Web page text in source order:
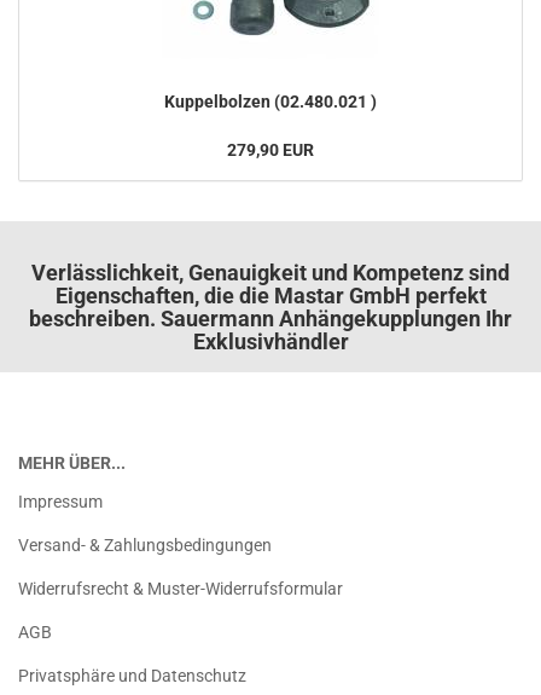
Kup­pel­bol­zen (02.480.021 )
279,90 EUR
Verlässlichkeit, Genauigkeit und Kompetenz sind
Eigenschaften, die die Mastar GmbH perfekt
beschreiben. Sauermann Anhängekupplungen Ihr
Exklusivhändler
MEHR ÜBER...
Impressum
Versand- & Zahlungsbedingungen
Widerrufsrecht & Muster-Widerrufsformular
AGB
Privatsphäre und Datenschutz